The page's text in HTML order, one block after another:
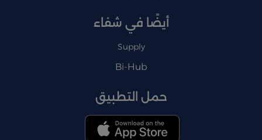
أيضًا في شفاء
Supply
Bi-Hub
حمل التطبيق